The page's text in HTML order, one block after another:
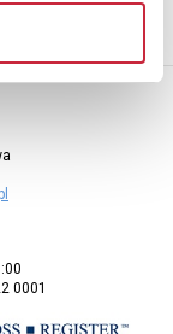
0001